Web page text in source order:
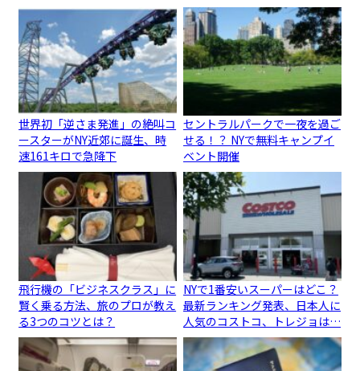
世界初「逆さま発進」の絶叫コ
ースターがNY近郊に誕生、時
速161キロで急降下
セントラルパークで一夜を過ご
せる！？ NYで無料キャンプイ
ベント開催
飛行機の「ビジネスクラス」に
賢く乗る方法、旅のプロが教え
る3つのコツとは？
NYで1番安いスーパーはどこ？
最新ランキング発表、日本人に
人気のコストコ、トレジョは…